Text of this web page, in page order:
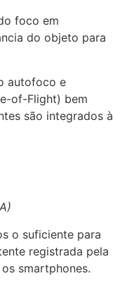
foco em
do objeto para
autofoco e
of-Flight) bem
são integrados à
o suficiente para
registrada pela
smartphones.